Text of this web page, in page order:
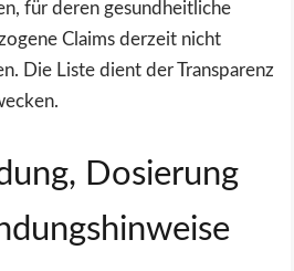
für deren gesundheitliche
Claims derzeit nicht
Die Liste dient der Transparenz
Dosierung